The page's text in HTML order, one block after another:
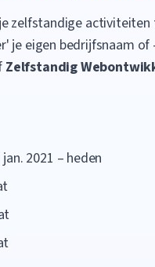
zelfstandige activiteiten
je eigen bedrijfsnaam
Zelfstandig
2021 – heden